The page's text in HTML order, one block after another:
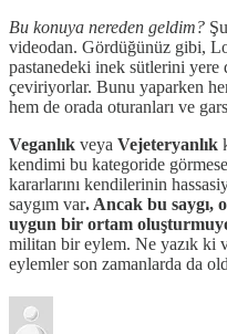
Bu konuya nereden geldim?
videodan. Gördüğünüz gibi,
pastanedeki inek sütlerini
çeviriyorlar. Bunu yaparken
hem de orada oturanları ve
Veganlık veya Vejeteryanlık
kendimi bu kategoride
kararlarını kendilerinin
saygım var. Ancak bu saygı,
uygun bir ortam
militan bir eylem. Ne yazık ki
eylemler son zamanlarda da